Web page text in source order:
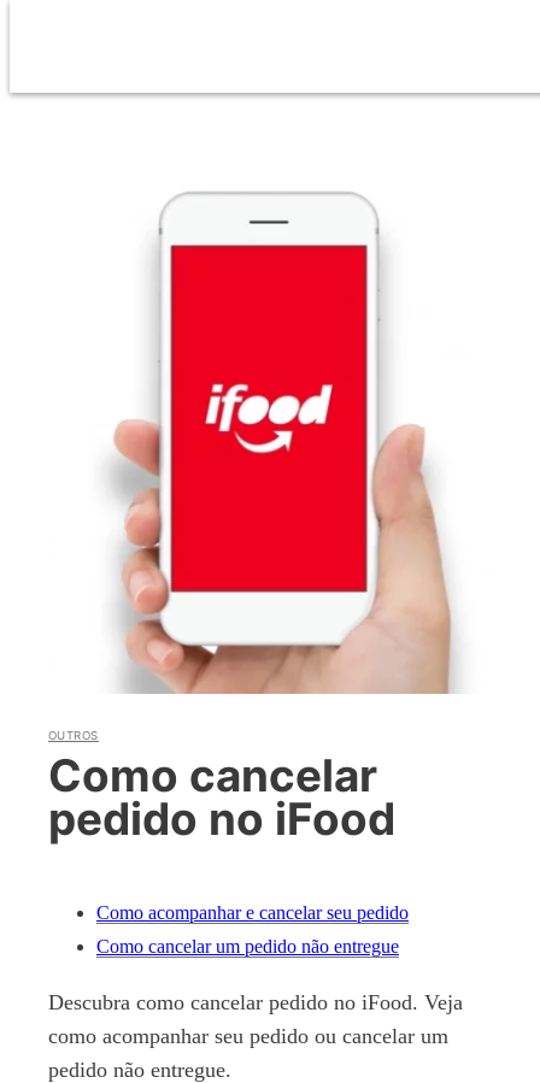
OUTROS
Como cancelar
pedido no iFood
Como acompanhar e cancelar seu pedido
Como cancelar um pedido não entregue
Descubra como cancelar pedido no iFood. Veja
como acompanhar seu pedido ou cancelar um
pedido não entregue.